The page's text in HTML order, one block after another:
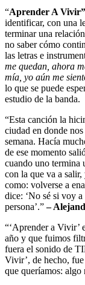
“Aprender A Vivir”
identificar, con una
terminar una
no saber cómo
las letras e
me quedan, ahora
mía, yo aún me
lo que se puede
estudio de la banda.
“​​Esta canción la
ciudad en donde
semana. Hacía
de ese momento
cuando uno termina
con la que va a
como: volverse a
dice: ‘No sé si voy
persona’.”–
“‘Aprender a Vivir’
año y que fuimos
fuera el sonido de
Vivir’, de hecho,
que queríamos: